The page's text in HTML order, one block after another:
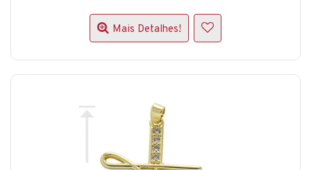
Mais Detalhes!